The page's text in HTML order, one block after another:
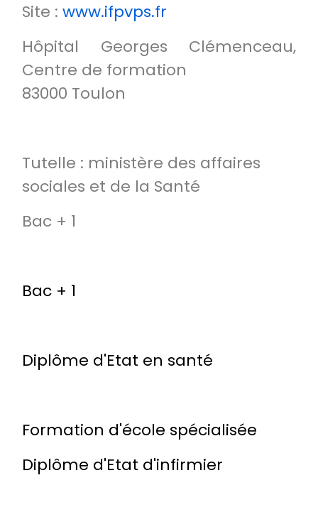
Site : www.ifpvps.fr
Hôpital Georges Clémenceau,
Centre de formation
83000 Toulon
Tutelle : ministère des affaires
sociales et de la Santé
Bac + 1
Bac + 1
Diplôme d'Etat en santé
Formation d'école spécialisée
Diplôme d'Etat d'infirmier